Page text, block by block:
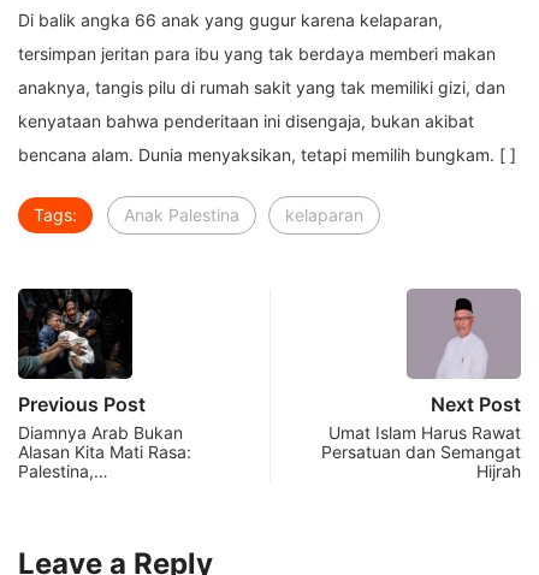
Di balik angka 66 anak yang gugur karena kelaparan,
tersimpan jeritan para ibu yang tak berdaya memberi makan
anaknya, tangis pilu di rumah sakit yang tak memiliki gizi, dan
kenyataan bahwa penderitaan ini disengaja, bukan akibat
bencana alam. Dunia menyaksikan, tetapi memilih bungkam. [ ]
Tags: Anak Palestina kelaparan
Previous Post
Diamnya Arab Bukan
Alasan Kita Mati Rasa:
Palestina,…
Next Post
Umat Islam Harus Rawat
Persatuan dan Semangat
Hijrah
Leave a Reply